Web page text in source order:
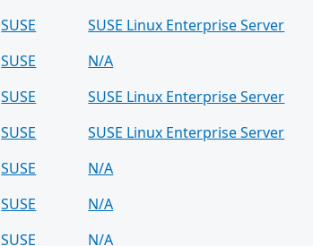
SUSE
SUSE Linux Enterprise Server
SUSE
N/A
SUSE
SUSE Linux Enterprise Server
SUSE
SUSE Linux Enterprise Server
SUSE
N/A
SUSE
N/A
SUSE
N/A